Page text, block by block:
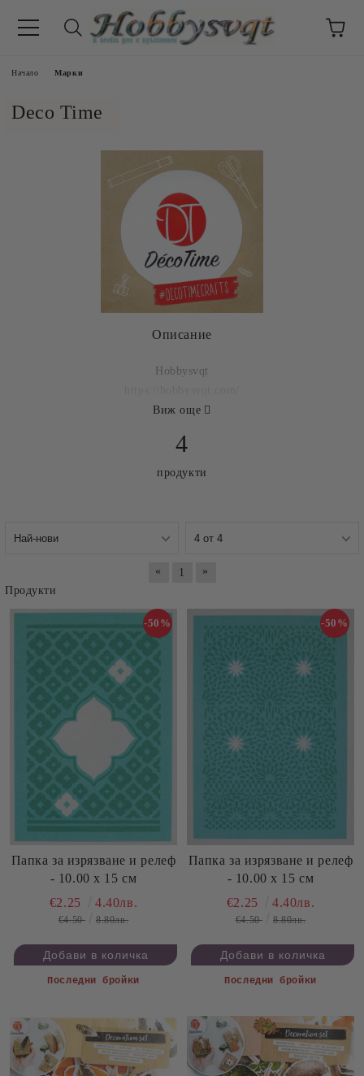
Начало Марки
Deco Time
Описание
Hobbysvqt
Виж още
4
продукти
« 1
»
Продукти
Папка за изрязване и релеф
- 10.00 х 15 см
-50%
€2.25 4.40лв.
€4.50 8.80лв.
Последни бройки
Папка за изрязване и релеф
- 10.00 х 15 см
-50%
€2.25 4.40лв.
€4.50 8.80лв.
Последни бройки